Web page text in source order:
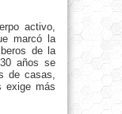
activo,
marcó la
de la
años se
de casas,
exige más